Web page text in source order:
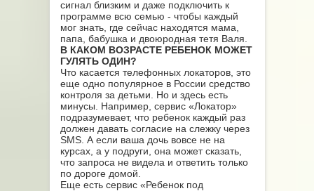
сигнал близким и даже подключить к
программе всю семью - чтобы каждый
мог знать, где сейчас находятся мама,
папа, бабушка и двоюродная тетя Валя.
В КАКОМ ВОЗРАСТЕ РЕБЕНОК МОЖЕТ
ГУЛЯТЬ ОДИН?
Что касается телефонных локаторов, это
еще одно популярное в России средство
контроля за детьми. Но и здесь есть
минусы. Например, сервис «Локатор»
подразумевает, что ребенок каждый раз
должен давать согласие на слежку через
SMS. А если ваша дочь вовсе не на
курсах, а у подруги, она может сказать,
что запроса не видела и ответить только
по дороге домой.
Еще есть сервис «Ребенок под